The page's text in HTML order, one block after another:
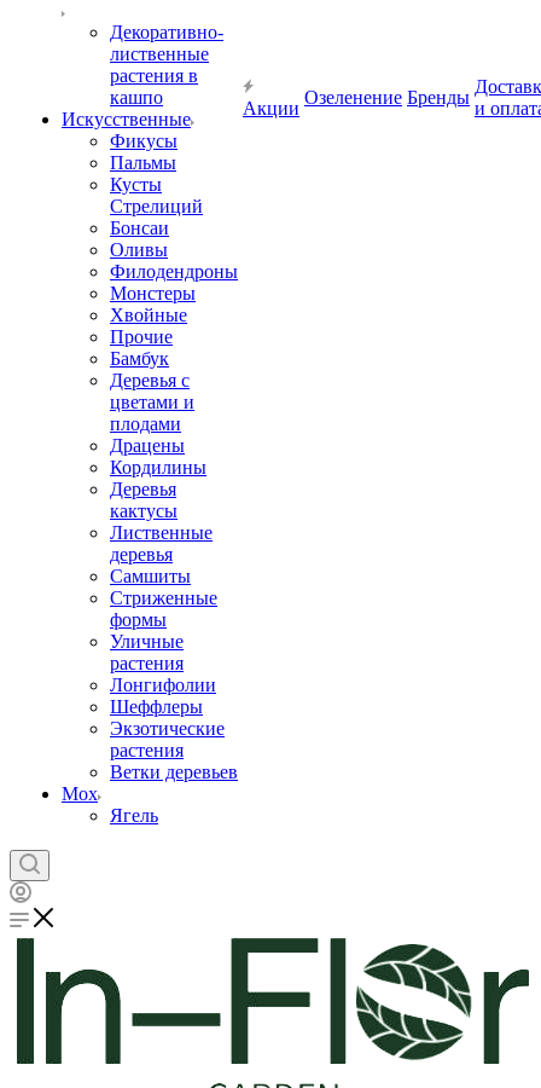
Декоративно-
лиственные
растения в
кашпо
Искусственные
Фикусы
Пальмы
Кусты
Стрелиций
Бонсаи
Оливы
Филодендроны
Монстеры
Хвойные
Прочие
Бамбук
Деревья с
цветами и
плодами
Драцены
Кордилины
Деревья
кактусы
Лиственные
деревья
Самшиты
Стриженные
формы
Уличные
растения
Лонгифолии
Шеффлеры
Экзотические
растения
Ветки деревьев
Мох
Ягель
Акции
Озеленение Бренды
и